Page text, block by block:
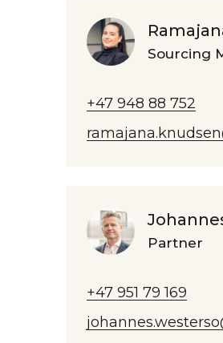
Sourcing
+47 948 88 752
Partner
+47 951 79 169